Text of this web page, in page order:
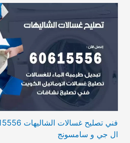
ال جي و سامسونج